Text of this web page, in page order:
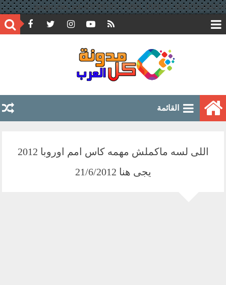
google.com, pub-6597891051776804, DIRECT, f08c47fec0942fa0
القائمة
اللى لسه ماكملش مهمه كاس امم اوروبا 2012
يجى هنا 21/6/2012